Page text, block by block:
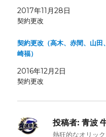
2017年11月28日
契約更改
契約更改（高木、赤間、山
崎福）
2016年12月2日
契約更改
投稿者: 青波
熱狂的なオリッ